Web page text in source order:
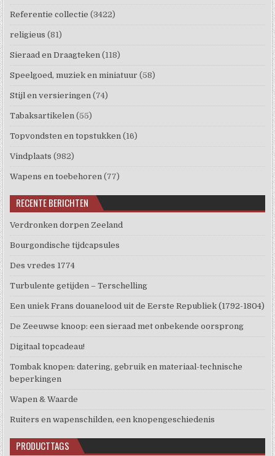
Referentie collectie (3422)
religieus (81)
Sieraad en Draagteken (118)
Speelgoed, muziek en miniatuur (58)
Stijl en versieringen (74)
Tabaksartikelen (55)
Topvondsten en topstukken (16)
Vindplaats (982)
Wapens en toebehoren (77)
RECENTE BERICHTEN
Verdronken dorpen Zeeland
Bourgondische tijdcapsules
Des vredes 1774
Turbulente getijden – Terschelling
Een uniek Frans douanelood uit de Eerste Republiek (1792-1804)
De Zeeuwse knoop: een sieraad met onbekende oorsprong
Digitaal topcadeau!
Tombak knopen: datering, gebruik en materiaal-technische
beperkingen
Wapen & Waarde
Ruiters en wapenschilden, een knopengeschiedenis
PRODUCTTAGS